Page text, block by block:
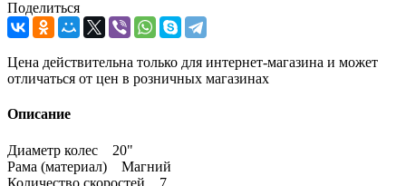
Поделиться
Цена действительна только для интернет-магазина и может
отличаться от цен в розничных магазинах
Описание
Диаметр колес 20"
Рама (материал) Магний
Количество скоростей 7